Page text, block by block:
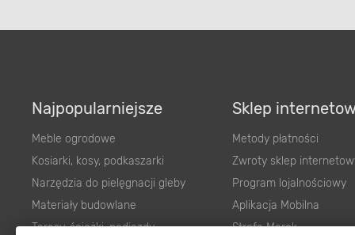
Najpopularniejsze
Meble ogrodowe
Kosiarki, kosy, podkaszarki
Narzędzia do pielęgnacji gleby
Materiały budowlane
Tarasy, ścieżki, podjazdy
Sklep
Metody płatności
Zwroty sklep
Program lojalnościowy
Aplikacja Mobilna
Strefa Marek